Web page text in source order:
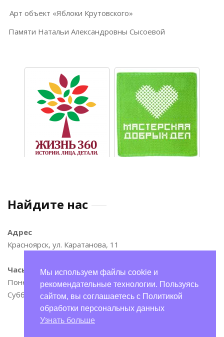
Арт объект «Яблоки Крутовского»
Памяти Натальи Александровны Сысоевой
Найдите нас
Адрес
Красноярск, ул. Каратанова, 11
Часы
Понедельник—пятница: 9:00–17:00
Суббота и воскресенье: 11:00–15:00
Мы используем файлы cookie и
рекомендательные технологии. Пользуясь
сайтом, вы соглашаетесь с Политикой
обработки персональных данных
Узнать больше